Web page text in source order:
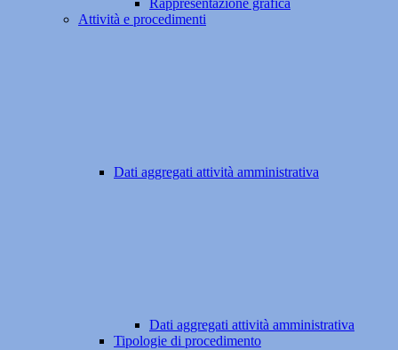
Rappresentazione grafica
Attività e procedimenti
Dati aggregati attività amministrativa
Dati aggregati attività amministrativa
Tipologie di procedimento